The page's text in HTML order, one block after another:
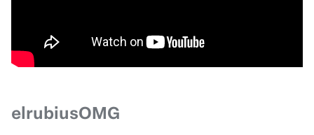
elrubiusOMG